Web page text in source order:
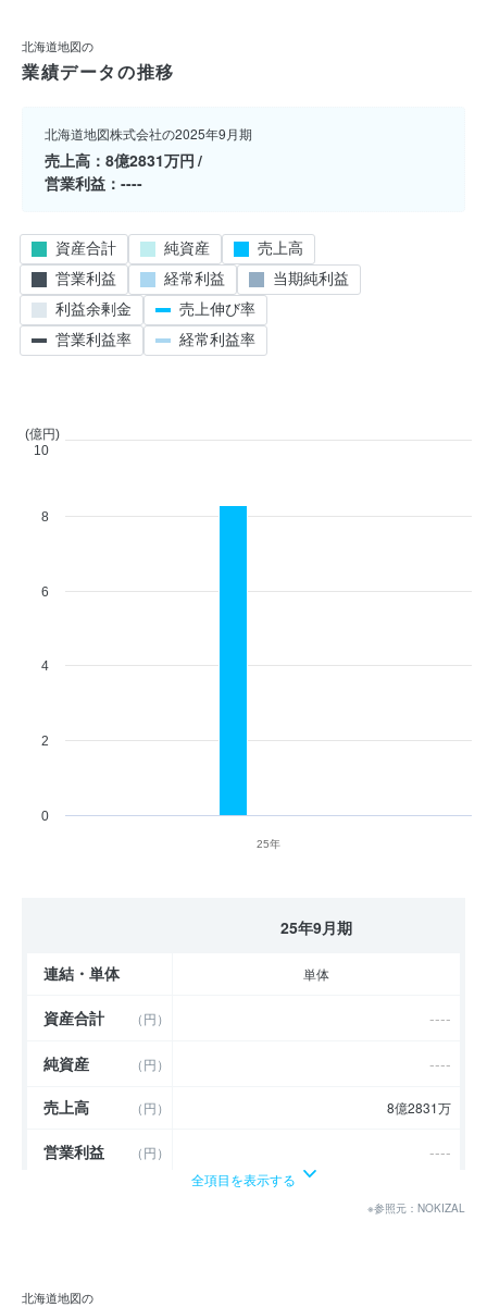
北海道地図の
業績データの推移
北海道地図株式会社の2025年9月期
売上高
8億2831万円
営業利益
----
25年
0
2
4
6
8
(億円)
10
資産合計 純資産
売上高
営業利益
経常利益
当期純利益
利益余剰金
売上伸び率
営業利益率
経常利益率
25年9月期
連結・単体 単体
資産合計 （円） ----
純資産 （円）
----
売上高
（円） 8億2831万
営業利益 （円） ----
利益余剰金
全項目を表示する
※参照元：NOKIZAL
北海道地図の